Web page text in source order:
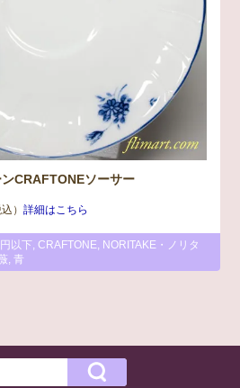
CRAFTONEソーサー
）詳細はこちら
以下 ,CRAFTONE
NORITAKE・ノリタ
,青